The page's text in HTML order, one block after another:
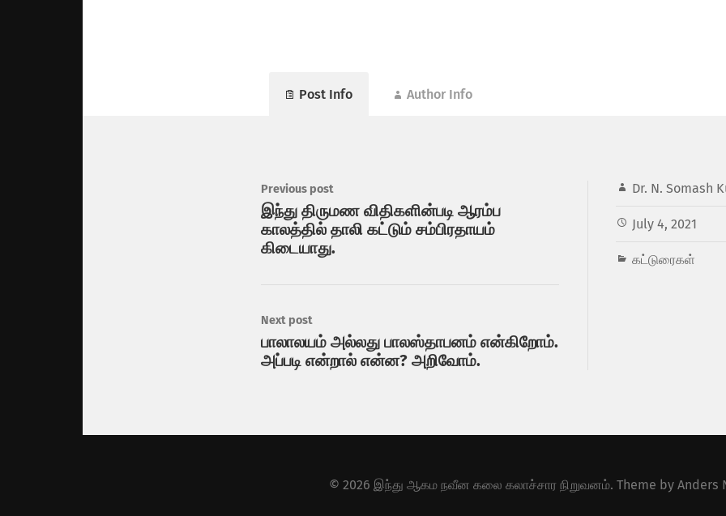
Post Info Author Info
Dr. N. Somash
July 4, 2021
கட்டுரைகள்
Previous post
இந்து திருமண விதிகளின்படி ஆரம்ப
காலத்தில் தாலி கட்டும் சம்பிரதாயம்
கிடையாது.
Next post
பாலாலயம் அல்லது பாலஸ்தாபனம் என்கிறோம்.
அப்படி என்றால் என்ன? அறிவோம்.
© 2026 இந்து ஆகம நவீன கலை கலாச்சார நிறுவனம். Theme by Anders